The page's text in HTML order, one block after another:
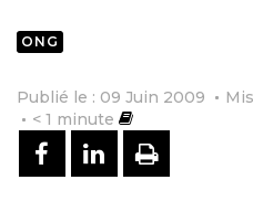
ONG
Publié le : 09 Juin 2009
< 1 minute
PARTAGER